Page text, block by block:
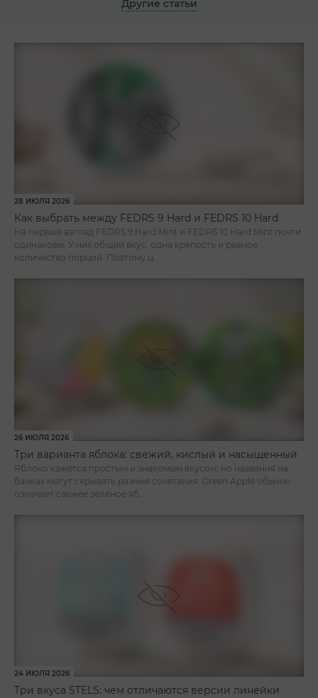
Другие статьи
28 ИЮЛЯ 2026
Как выбрать между FEDRS 9 Hard и FEDRS 10 Hard
На первый взгляд FEDRS 9 Hard Mint и FEDRS 10 Hard Mint почти
одинаковы. У них общий вкус, одна крепость и равное
количество порций. Поэтому ц...
26 ИЮЛЯ 2026
Три варианта яблока: свежий, кислый и насыщенный
Яблоко кажется простым и знакомым вкусом, но названия на
банках могут скрывать разные сочетания. Green Apple обычно
означает свежее зелёное яб...
24 ИЮЛЯ 2026
Три вкуса STELS: чем отличаются версии линейки